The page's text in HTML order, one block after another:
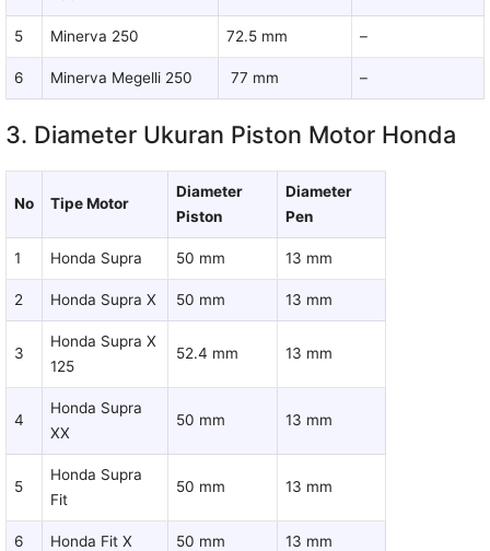
5 Minerva 250 72.5 mm –
6 Minerva Megelli 250 77 mm –
3. Diameter Ukuran Piston Motor Honda
No Tipe Motor
Diameter
Piston
Diameter
Pen
1 Honda Supra 50 mm 13 mm
2 Honda Supra X 50 mm 13 mm
3
Honda Supra X
125
52.4 mm 13 mm
4
Honda Supra
XX
50 mm 13 mm
5
Honda Supra
Fit
50 mm 13 mm
6 Honda Fit X 50 mm 13 mm